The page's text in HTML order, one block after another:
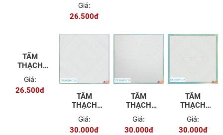
851
Giá:
26.500đ
TẤM
THẠCH
CAO TTP-
868
Giá:
26.500đ
TẤM
THẠCH
CAO DÁN
PVC-224
Giá:
30.000đ
TẤM
THẠCH
CAO DÁN
PVC-238
Giá:
30.000đ
TẤM
THẠCH
CAO TTP-
239
Giá:
30.000đ